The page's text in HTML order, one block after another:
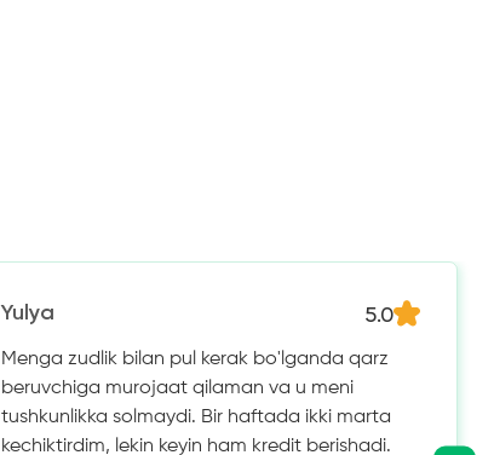
Yulya 5.0
Menga zudlik bilan pul kerak bo'lganda qarz
beruvchiga murojaat qilaman va u meni
tushkunlikka solmaydi. Bir haftada ikki marta
kechiktirdim, lekin keyin ham kredit berishadi.